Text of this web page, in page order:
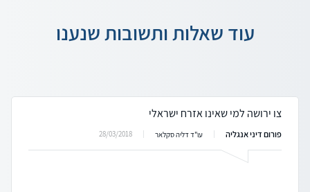
עוד שאלות ותשובות שנענו
צו ירושה למי שאינו אזרח ישראלי
פורום דיני אנגליה עו"ד דליה סקלאר 28/03/2018